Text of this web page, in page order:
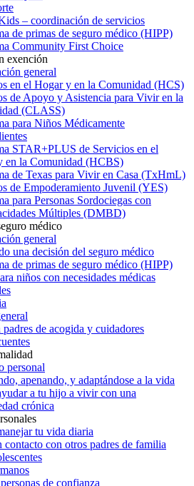
– coordinación de servicios
de primas de seguro médico (HIPP)
Community First Choice
exención
general
en el Hogar y en la Comunidad (HCS)
de Apoyo y Asistencia para Vivir en la
(CLASS)
para Niños Médicamente
STAR+PLUS de Servicios en el
en la Comunidad (HCBS)
de Texas para Vivir en Casa (TxHmL)
de Empoderamiento Juvenil (YES)
para Personas Sordociegas con
Múltiples (DMBD)
médico
general
una decisión del seguro médico
de primas de seguro médico (HIPP)
niños con necesidades médicas
padres de acogida y cuidadores
personal
apenando, y adaptándose a la vida
a tu hijo a vivir con una
crónica
tu vida diaria
contacto con otros padres de familia
de confianza